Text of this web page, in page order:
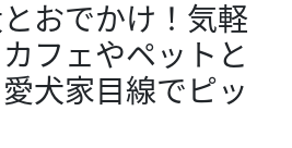
おでかけ！気軽
フェやペットと
犬家目線でピッ